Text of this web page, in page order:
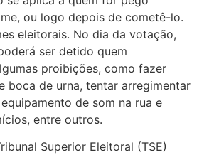
ou logo depois de cometê-lo.
eleitorais. No dia da votação,
ser detido quem
proibições, como fazer
boca de urna, tentar arregimentar
de som na rua e
entre outros.
Superior Eleitoral (TSE)